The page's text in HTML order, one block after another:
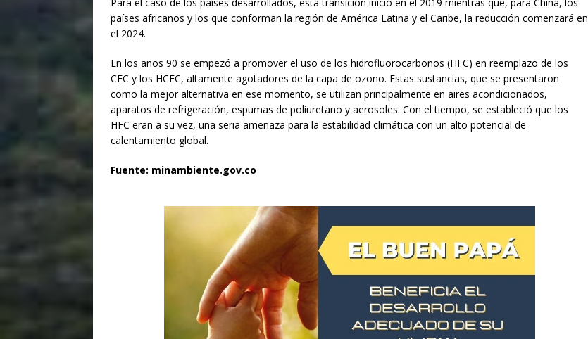
Para el caso de los países desarrollados, esta transición inició en el 2019 mientras que, para China, los
países africanos y los que conforman la región de América Latina y el Caribe, la reducción comenzará en
el 2024.
En los años 90 se empezó a promover el uso de los hidrofluorocarbonos (HFC) en reemplazo de los
CFC y los HCFC, altamente agotadores de la capa de ozono. Estas sustancias, que se presentaron
como la mejor alternativa en ese momento, se utilizan principalmente en aires acondicionados,
aparatos de refrigeración, espumas de poliuretano y aerosoles. Con el tiempo, se estableció que los
HFC eran a su vez, una seria amenaza para la estabilidad climática con un alto potencial de
calentamiento global.
Fuente: minambiente.gov.co
Donación
Introduce la cantidad (USD):